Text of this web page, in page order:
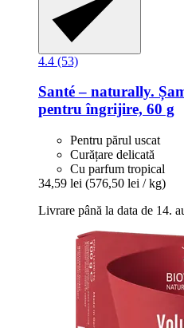
4.4 (53)
Santé – naturally.
pentru îngrijire, 60 g
Pentru părul uscat
Curățare delicată
Cu parfum tropical
34,59 lei (576,50 lei / kg)
Livrare până la data de 14.